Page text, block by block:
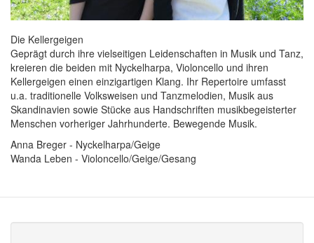
Die Kellergeigen
Geprägt durch ihre vielseitigen Leidenschaften in Musik und Tanz,
kreieren die beiden mit Nyckelharpa, Violoncello und ihren
Kellergeigen einen einzigartigen Klang. Ihr Repertoire umfasst
u.a. traditionelle Volksweisen und Tanzmelodien, Musik aus
Skandinavien sowie Stücke aus Handschriften musikbegeisterter
Menschen vorheriger Jahrhunderte. Bewegende Musik.
Anna Breger - Nyckelharpa/Geige
Wanda Leben - Violoncello/Geige/Gesang